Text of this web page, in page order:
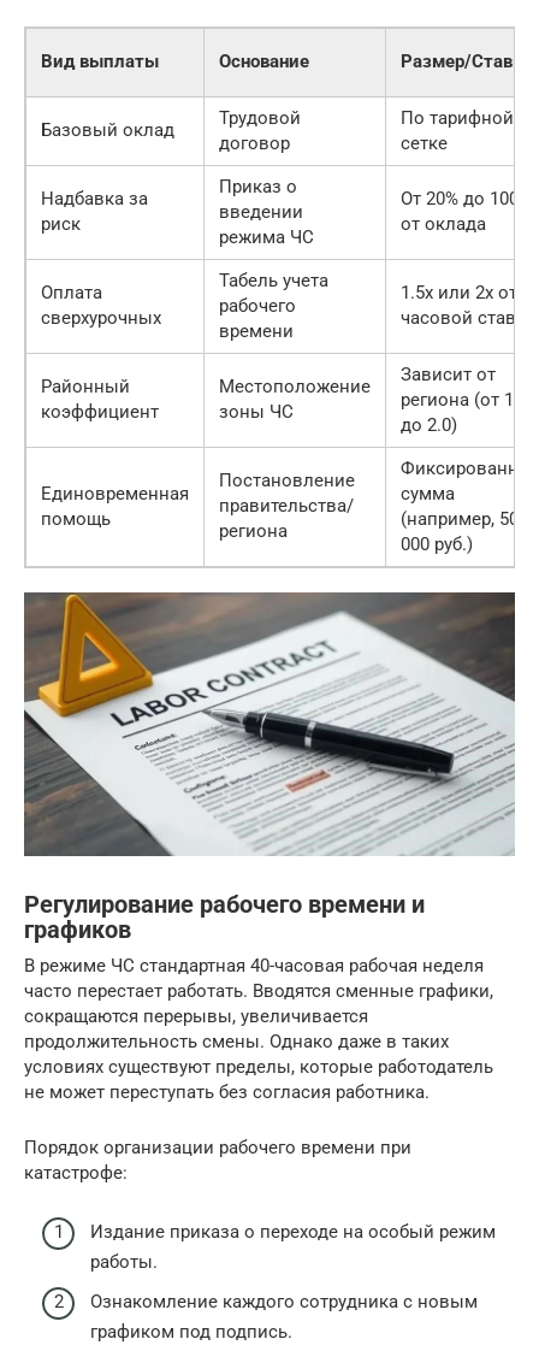
Вид выплаты Основание Размер/Ставка
Базовый оклад
Трудовой
договор
По тарифной
сетке
Надбавка за
риск
Приказ о
введении
режима ЧС
От 20% до 100%
от оклада
Оплата
сверхурочных
Табель учета
рабочего
времени
1.5x или 2x от
часовой ставки
Районный
коэффициент
Местоположение
зоны ЧС
Зависит от
региона (от 1.1
до 2.0)
Единовременная
помощь
Постановление
правительства/
региона
Фиксированная
сумма
(например, 50
000 руб.)
Регулирование рабочего времени и
графиков
В режиме ЧС стандартная 40-часовая рабочая неделя
часто перестает работать. Вводятся сменные графики,
сокращаются перерывы, увеличивается
продолжительность смены. Однако даже в таких
условиях существуют пределы, которые работодатель
не может переступать без согласия работника.
Порядок организации рабочего времени при
катастрофе:
Издание приказа о переходе на особый режим
работы.
Ознакомление каждого сотрудника с новым
графиком под подпись.